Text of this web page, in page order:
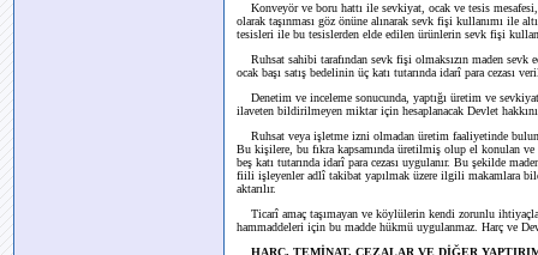
Konveyör ve boru hattı ile sevkiyat, ocak ve tesis
olarak taşınması göz önüne alınarak sevk fişi kullanımı ile
tesisleri ile bu tesislerden elde edilen ürünlerin sevk fişi
Ruhsat sahibi tarafından sevk fişi olmaksızın maden
ocak başı satış bedelinin üç katı tutarında idarî para cezası
Denetim ve inceleme sonucunda, yaptığı üretim ve
ilaveten bildirilmeyen miktar için hesaplanacak Devlet
Ruhsat veya işletme izni olmadan üretim faaliyetinde
Bu kişilere, bu fıkra kapsamında üretilmiş olup el konulan
beş katı tutarında idarî para cezası uygulanır. Bu şekilde
fiili işleyenler adlî takibat yapılmak üzere ilgili makamlara
aktarılır.
Ticarî amaç taşımayan ve köylülerin kendi zorunlu
hammaddeleri için bu madde hükmü uygulanmaz. Harç ve
HARÇ, TEMİNAT, CEZALAR VE DİĞER